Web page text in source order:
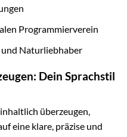
Programmierverein
Naturliebhaber
Dein Sprachstil
überzeugen,
eine klare, präzise und